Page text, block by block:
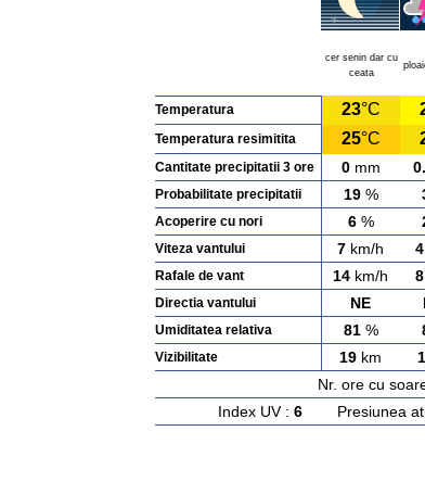
cer senin dar cu
ceata
Temperatura 23°C
Temperatura resimitita 25°C
Cantitate precipitatii 3 ore 0mm
Probabilitate precipitatii 19%
Acoperire cu nori 6%
Viteza vantului 7 km/h 4
Rafale de vant 14 km/h 8
Directia vantului NE
Umiditatea relativa 81%
Vizibilitate 19 km
Nr. ore cu
Index UV : 6 Presiunea